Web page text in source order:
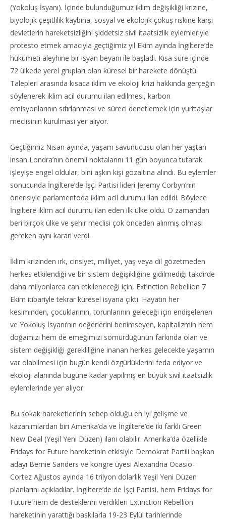
(Yokoluş İsyanı). İçinde bulunduğumuz iklim değişikliği krizine,
biyolojik çeşitlilik kaybına, sosyal ve ekolojik çöküş riskine karşı
devletlerin hareketsizliğini şiddetsiz sivil itaatsizlik eylemleriyle
protesto etmek amacıyla geçtiğimiz yıl Ekim ayında İngiltere’de
hükümeti aleyhine bir isyan beyanı ile başladı. Kısa süre içinde
72 ülkede yerel grupları olan küresel bir harekete dönüştü.
Talepleri arasında kısaca iklim ve ekoloji krizi hakkında gerçeğin
söylenerek iklim acil durumu ilan edilmesi, karbon
emisyonlarının sıfırlanması ve süreci denetlemek için yurttaşlar
meclisinin kurulması yer alıyor.
Geçtiğimiz Nisan ayında, yaşam savunucusu olan her yaştan
insan Londra’nın önemli noktalarını 11 gün boyunca tutarak
işleyişe engel oldular, bini aşkın kişi gözaltına alındı. Bu eylemler
sonucunda İngiltere’de İşçi Partisi lideri Jeremy Corbyn’nin
önerisiyle parlamentoda iklim acil durumu ilan edildi. Böylece
İngiltere iklim acil durumu ilan eden ilk ülke oldu. O zamandan
beri birçok ülke ve şehir meclisi çok önceden alınmış olması
gereken aynı kararı verdi.
İklim krizinden ırk, cinsiyet, milliyet, yaş veya dil gözetmeden
herkes etkilendiği ve bir sistem değişikliğine gidilmediği takdirde
daha milyonlarca can etkileneceği için, Extinction Rebellion 7
Ekim itibariyle tekrar küresel isyana çıktı. Hayatın her
kesiminden, çocuklarının, torunlarının geleceği için endişelenen
ve Yokoluş İsyanı’nın değerlerini benimseyen, kapitalizmin hem
doğamızı hem de emeğimizi sömürdüğünün farkında olan ve
sistem değişikliği gerekliliğine inanan herkes gelecekte yaşamın
var olabilmesi için bugün kendi özgürlüklerini feda ediyor ve
ekoloji alanında bugüne kadar yapılmış en büyük sivil itaatsizlik
eylemlerinde yer alıyor.
Bu sokak hareketlerinin sebep olduğu en iyi gelişme ve
kazanımlardan biri Amerika’da ve İngiltere’de iki farklı Green
New Deal (Yeşil Yeni Düzen) ilanı olabilir. Amerika’da özellikle
Fridays for Future hareketinin etkisiyle Demokrat Partili başkan
adayı Bernie Sanders ve kongre üyesi Alexandria Ocasio-
Cortez Ağustos ayında 16 trilyon dolarlık Yeşil Yeni Düzen
planlarını açıkladılar. İngiltere’de de İşçi Partisi, hem Fridays for
Future hem de desteklerini verdikleri Extinction Rebellion
hareketinin yarattığı baskılarla 19-23 Eylül tarihlerinde